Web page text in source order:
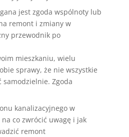
jest zgoda wspólnoty lub
remont i zmiany w
przewodnik po
mieszkaniu, wielu
sprawy, że nie wszystkie
samodzielnie. Zgoda
kanalizacyjnego w
co zwrócić uwagę i jak
remont